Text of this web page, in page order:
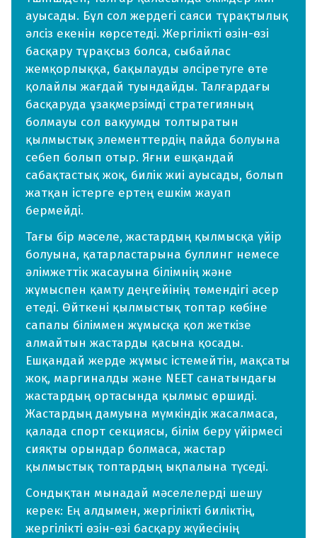
ауысады. Бұл сол жердегі саяси тұрақтылық
әлсіз екенін көрсетеді. Жергілікті өзін-өзі
басқару тұрақсыз болса, сыбайлас
жемқорлыққа, бақылауды әлсіретуге өте
қолайлы жағдай туындайды. Талғардағы
басқаруда ұзақмерзімді стратегияның
болмауы сол вакуумды толтыратын
қылмыстық элементтердің пайда болуына
себеп болып отыр. Яғни ешқандай
сабақтастық жоқ, билік жиі ауысады, болып
жатқан істерге ертең ешкім жауап
бермейді.
Тағы бір мәселе, жастардың қылмысқа үйір
болуына, қатарластарына буллинг немесе
әлімжеттік жасауына білімнің және
жұмыспен қамту деңгейінің төмендігі әсер
етеді. Өйткені қылмыстық топтар көбіне
сапалы біліммен жұмысқа қол жеткізе
алмайтын жастарды қасына қосады.
Ешқандай жерде жұмыс істемейтін, мақсаты
жоқ, маргиналды және NEET санатындағы
жастардың ортасында қылмыс өршиді.
Жастардың дамуына мүмкіндік жасалмаса,
қалада спорт секциясы, білім беру үйірмесі
сияқты орындар болмаса, жастар
қылмыстық топтардың ықпалына түседі.
Сондықтан мынадай мәселелерді шешу
керек: Ең алдымен, жергілікті биліктің,
жергілікті өзін-өзі басқару жүйесінің